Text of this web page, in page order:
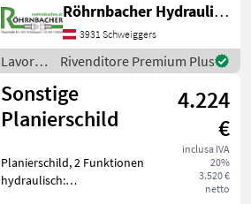
Anbau an Dreipunkt Hydr.
Anbauteil »Multi« für
Bodenbearbeitungs- und
Dril
Röhrnbacher Hydraulik, KFZ, Land- & Baumaschinen Handel
3931 Schweiggers
Lavorazione
terreno
/
Sonstige
Rivenditore Premium Plus
Sonstige
Planierschild
4.224
€
inclusa IVA
20%
3.520 €
netto
Planierschild, 2 Funktionen
hydraulisch: